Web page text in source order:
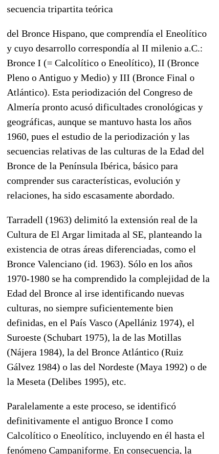
secuencia tripartita teórica
del Bronce Hispano, que comprendía el Eneolítico
y cuyo desarrollo correspondía al II milenio a.C.:
Bronce I (= Calcolítico o Eneolítico), II (Bronce
Pleno o Antiguo y Medio) y III (Bronce Final o
Atlántico). Esta periodización del Congreso de
Almería pronto acusó dificultades cronológicas y
geográficas, aunque se mantuvo hasta los años
1960, pues el estudio de la periodización y las
secuencias relativas de las culturas de la Edad del
Bronce de la Península Ibérica, básico para
comprender sus características, evolución y
relaciones, ha sido escasamente abordado.
Tarradell (1963) delimitó la extensión real de la
Cultura de El Argar limitada al SE, planteando la
existencia de otras áreas diferenciadas, como el
Bronce Valenciano (id. 1963). Sólo en los años
1970-1980 se ha comprendido la complejidad de la
Edad del Bronce al irse identificando nuevas
culturas, no siempre suficientemente bien
definidas, en el País Vasco (Apellániz 1974), el
Suroeste (Schubart 1975), la de las Motillas
(Nájera 1984), la del Bronce Atlántico (Ruiz
Gálvez 1984) o las del Nordeste (Maya 1992) o de
la Meseta (Delibes 1995), etc.
Paralelamente a este proceso, se identificó
definitivamente el antiguo Bronce I como
Calcolítico o Eneolítico, incluyendo en él hasta el
fenómeno Campaniforme. En consecuencia, la